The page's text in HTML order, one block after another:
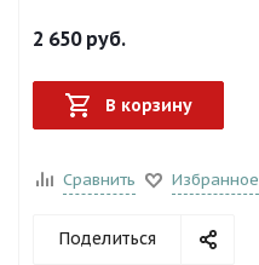
2 650руб.
В корзину
Сравнить Избранное
Поделиться